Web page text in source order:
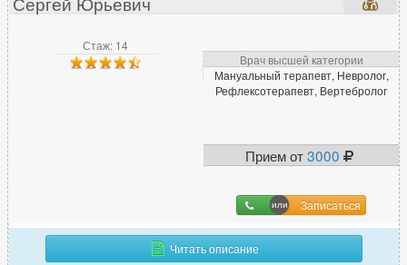
Стаж: 14
Врач высшей категории
Мануальный терапевт, Невролог,
Рефлексотерапевт, Вертебролог
Прием от3000
Записаться
Читать описание